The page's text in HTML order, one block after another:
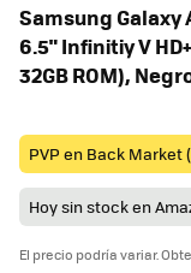
Samsung Galaxy
6.5" Infinitiy V
32GB ROM),
PVP en Back
Hoy sin stock en
El precio podría variar.